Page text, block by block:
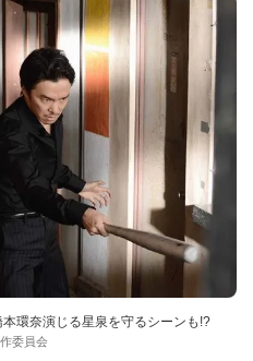
環奈演じる星泉を守るシーンも!?
委員会